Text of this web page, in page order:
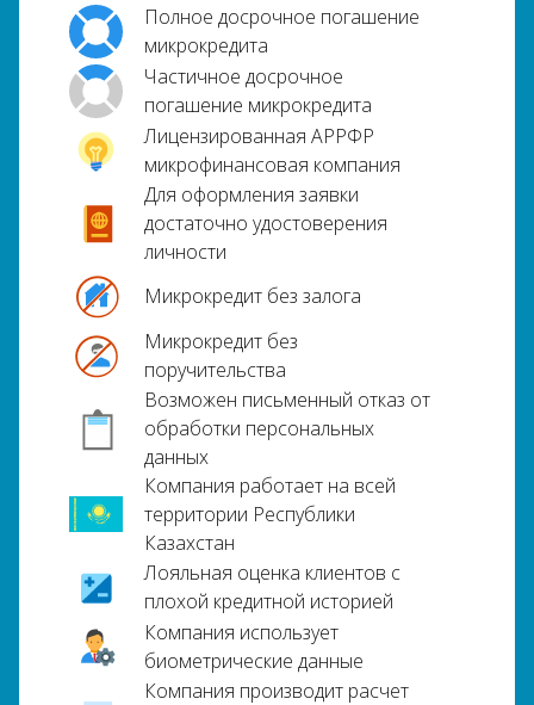
Полное досрочное погашение
микрокредита
Частичное досрочное
погашение микрокредита
Лицензированная АРРФР
микрофинансовая компания
Для оформления заявки
достаточно удостоверения
личности
Микрокредит без залога
Микрокредит без
поручительства
Возможен письменный отказ от
обработки персональных
данных
Компания работает на всей
территории Республики
Казахстан
Лояльная оценка клиентов с
плохой кредитной историей
Компания использует
биометрические данные
Компания производит расчет